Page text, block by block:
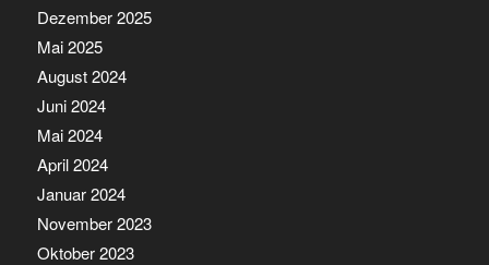
Dezember 2025
Mai 2025
August 2024
Juni 2024
Mai 2024
April 2024
Januar 2024
November 2023
Oktober 2023